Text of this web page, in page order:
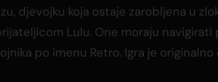
djevojku koja ostaje zarobljena u
Lulu. One moraju
po imenu Retro. Igra je